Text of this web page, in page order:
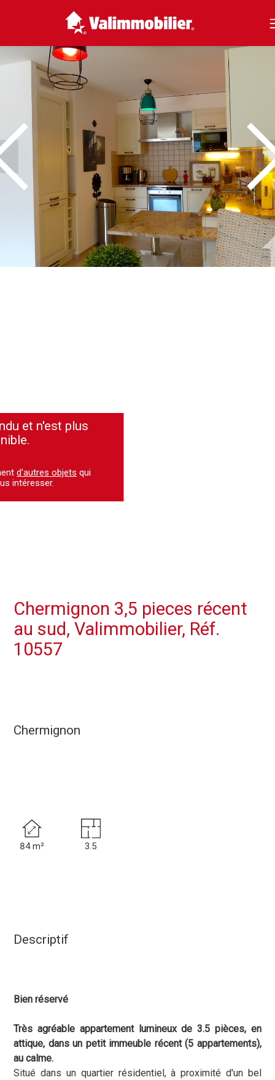
et n'est plus
d'autres objets qui
intéresser.
Chermignon 3,5 pieces récent
au sud, Valimmobilier, Réf.
10557
Chermignon
84 m² 3.5
Descriptif
Bien réservé
Très agréable appartement lumineux de 3.5 pièces, en
attique, dans un petit immeuble récent (5 appartements),
au calme.
Situé dans un quartier résidentiel, à proximité d'un bel